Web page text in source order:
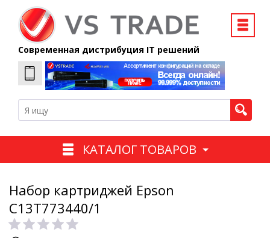
Современная дистрибуция IT решений
КАТАЛОГ ТОВАРОВ
Набор картриджей Epson
C13T773440/1